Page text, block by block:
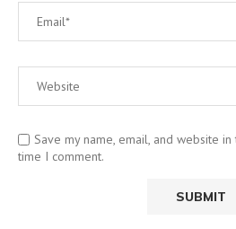
Save my name, email, and website
time I comment.